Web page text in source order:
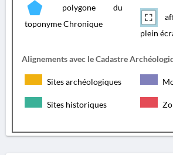
polygone du
toponyme Chronique
plein
Alignements avec le Cadastre
Sites archéologiques
Sites historiques